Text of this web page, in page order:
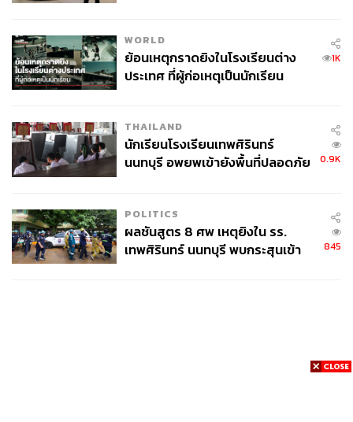
WORLD
ย้อนเหตุกราดยิงในโรงเรียนต่าง
ประเทศ ที่ผู้ก่อเหตุเป็นนักเรียน
1K
THAILAND
นักเรียนโรงเรียนเทพศิรินทร์
นนทบุรี อพยพเข้ายังพื้นที่ปลอดภัย
0.9K
POLITICS
ผลชันสูตร 8 ศพ เหตุยิงใน รร.
เทพศิรินทร์ นนทบุรี พบกระสุนเข้า
845